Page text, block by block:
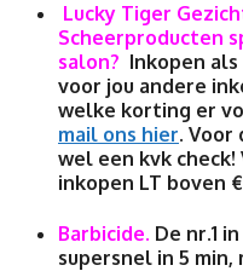
Lucky Tiger
Scheerproducten
salon? Inkopen
voor jou andere
welke korting er
mail ons hier. Voor
wel een kvk
inkopen LT boven
Barbicide. De nr.1
supersnel in 5